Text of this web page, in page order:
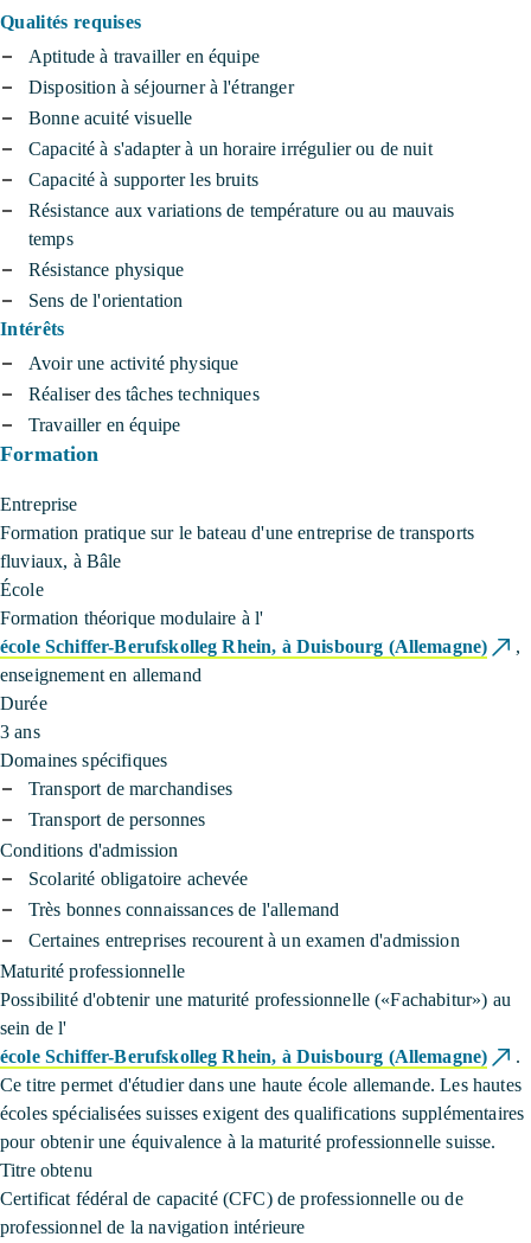
Qualités requises
Aptitude à travailler en équipe
Disposition à séjourner à l'étranger
Bonne acuité visuelle
Capacité à s'adapter à un horaire irrégulier ou de nuit
Capacité à supporter les bruits
Résistance aux variations de température ou au mauvais
temps
Résistance physique
Sens de l'orientation
Intérêts
Avoir une activité physique
Réaliser des tâches techniques
Travailler en équipe
Formation
Entreprise
Formation pratique sur le bateau d'une entreprise de transports
fluviaux, à Bâle
École
Formation théorique modulaire à l'
école Schiffer-Berufskolleg Rhein, à Duisbourg (Allemagne)
,
enseignement en allemand
Durée
3 ans
Domaines spécifiques
Transport de marchandises
Transport de personnes
Conditions d'admission
Scolarité obligatoire achevée
Très bonnes connaissances de l'allemand
Certaines entreprises recourent à un examen d'admission
Maturité professionnelle
Possibilité d'obtenir une maturité professionnelle («Fachabitur») au
sein de l'
école Schiffer-Berufskolleg Rhein, à Duisbourg (Allemagne)
.
Ce titre permet d'étudier dans une haute école allemande. Les hautes
écoles spécialisées suisses exigent des qualifications supplémentaires
pour obtenir une équivalence à la maturité professionnelle suisse.
Titre obtenu
Certificat fédéral de capacité (CFC) de professionnelle ou de
professionnel de la navigation intérieure